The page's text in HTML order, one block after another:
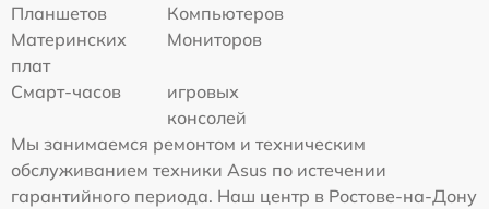
Планшетов
Компьютеров
Материнских
плат
Мониторов
Смарт-часов
игровых
консолей
Мы занимаемся ремонтом и техническим
обслуживанием техники Asus по истечении
гарантийного периода. Наш центр в Ростове-на-Дону